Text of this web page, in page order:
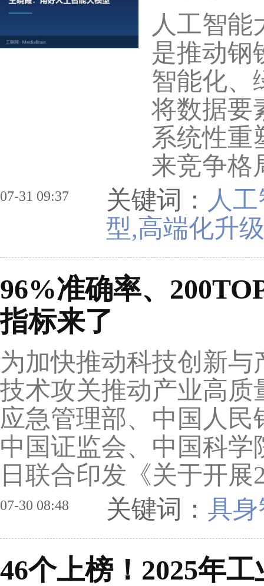
人工智能
是推动钢
智能化、
将数据要
系统性重
来竞争格
07-31 09:37 关键词： 人
型,高端化升
96%准确率、
指标来了
为加快推动科技创新
技术攻关推动产业高
应急管理部、中国人
中国证监会、中国科
日联合印发《关于开展
07-30 08:48 关键词： 具
46个上榜！2025年